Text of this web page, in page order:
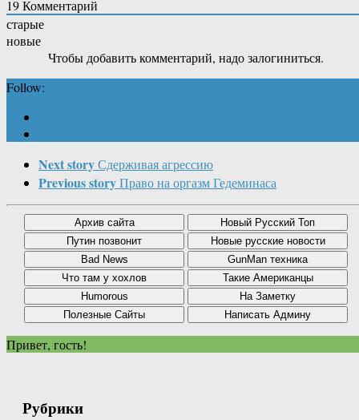
19Комментарий
старые
новые
Чтобы добавить комментарий, надо залогиниться.
Follow:
Next storyСдерживая агрессию
Previous storyПраво на оргазм Гедеминаса
Привет, гость!
Рубрики